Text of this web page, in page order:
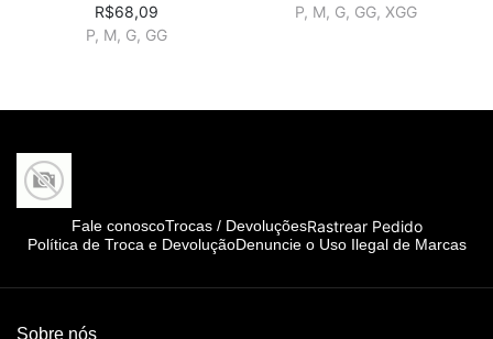
R$68,09
P, M, G, GG
P, M, G, GG, XGG
Fale conoscoTrocas / DevoluçõesRastrear Pedido
Política de Troca e DevoluçãoDenuncie o Uso Ilegal de Marcas
Sobre nós